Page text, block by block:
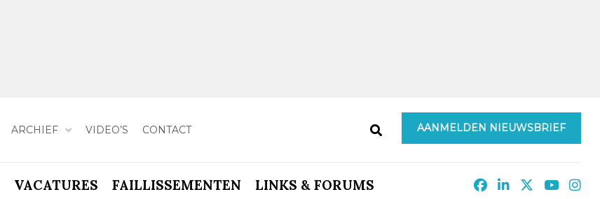
ARCHIEF VIDEO’S CONTACT AANMELDEN NIEUWSBRIEF
VACATURES FAILLISSEMENTEN LINKS & FORUMS